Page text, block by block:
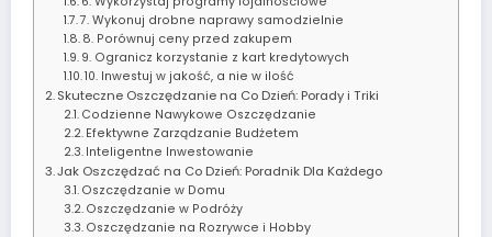
7. Wykonuj drobne naprawy samodzielnie
8. Porównuj ceny przed zakupem
9. Ogranicz korzystanie z kart kredytowych
10. Inwestuj w jakość, a nie w ilość
Skuteczne Oszczędzanie na Co Dzień: Porady i Triki
Codzienne Nawykowe Oszczędzanie
Efektywne Zarządzanie Budżetem
Inteligentne Inwestowanie
Jak Oszczędzać na Co Dzień: Poradnik Dla Każdego
Oszczędzanie w Domu
Oszczędzanie w Podróży
Oszczędzanie na Rozrywce i Hobby